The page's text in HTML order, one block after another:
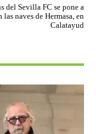
del Sevilla FC se pone a
las naves de Hermasa, en
Calatayud